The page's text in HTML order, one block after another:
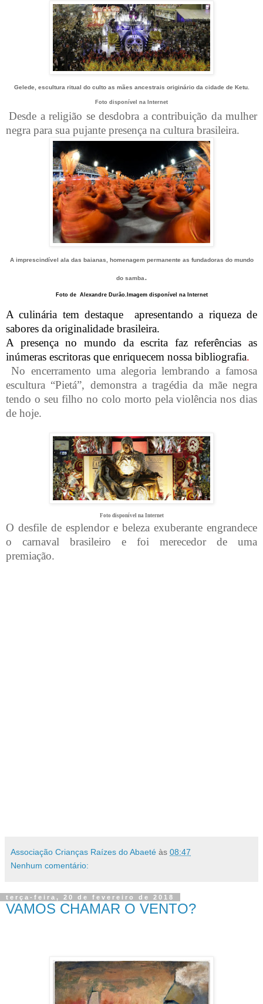
Gelede, escultura ritual do culto as mães ancestrais originário da cidade de Ketu.
Foto disponível na Internet
Desde a religião se desdobra a contribuição da mulher
negra para sua pujante presença na cultura brasileira.
A imprescindível ala das baianas, homenagem permanente as fundadoras do mundo
do samba.
Foto de Alexandre Durão.Imagem disponível na Internet
A culinária tem destaque
apresentando a riqueza de
sabores da originalidade brasileira.
A presença no mundo da escrita faz referências as
inúmeras escritoras que enriquecem nossa bibliografia.
No encerramento uma alegoria lembrando a famosa
escultura “Pietá”, demonstra a tragédia da mãe negra
tendo o seu filho no colo morto pela violência nos dias
de hoje.
Foto disponível na Internet
O desfile de esplendor e beleza exuberante engrandece
o carnaval brasileiro e foi merecedor de uma
premiação.
Associação Crianças Raízes do Abaeté às 08:47
Nenhum comentário:
terça-feira, 20 de fevereiro de 2018
VAMOS CHAMAR O VENTO?